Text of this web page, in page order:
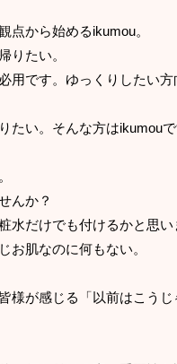
点から始めるikumou。
りたい。
用です。ゆっくりしたい
たい。そんな方はikumouで
んか？
水だけでも付けるかと思い
お肌なのに何もない。
様が感じる「以前はこうじ